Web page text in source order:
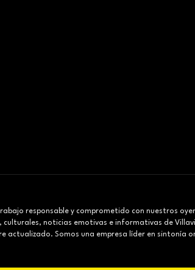
responsable y comprometido con nuestros
culturales, noticias emotivas e informativas de
actualizado. Somos una empresa líder en sintonía